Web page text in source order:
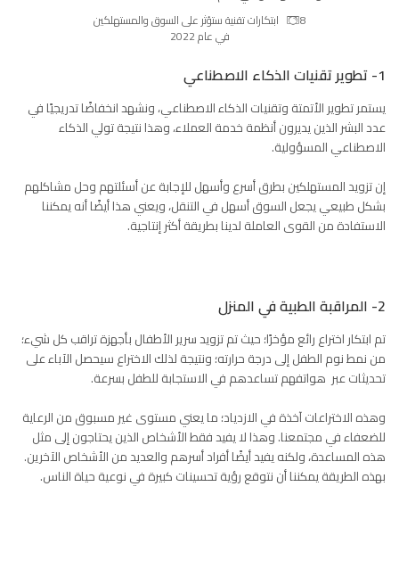
8 ابتكارات تقنية ستؤثر على السوق والمستهلكين
في عام 2022
1- تطوير تقنيات الذكاء الاصطناعي
يستمر تطوير الأتمتة وتقنيات الذكاء الاصطناعي، ونشهد انخفاضًا تدريجيًا في
عدد البشر الذين يديرون أنظمة خدمة العملاء، وهذا نتيجة تولي الذكاء
الاصطناعي المسؤولية.
إن تزويد المستهلكين بطرق أسرع وأسهل للإجابة عن أسئلتهم وحل مشاكلهم
بشكل طبيعي يجعل السوق أسهل في التنقل، ويعني هذا أيضًا أنه يمكننا
الاستفادة من القوى العاملة لدينا بطريقة أكثر إنتاجية.
2- المراقبة الطبية في المنزل
تم ابتكار اختراع رائع مؤخرًا؛ حيث تم تزويد سرير الأطفال بأجهزة تراقب كل شيء؛
من نمط نوم الطفل إلى درجة حرارته؛ ونتيجة لذلك الاختراع سيحصل الآباء على
تحديثات عبر هواتفهم تساعدهم في الاستجابة للطفل بسرعة.
وهذه الاختراعات آخذة في الازدياد؛ ما يعني مستوى غير مسبوق من الرعاية
للضعفاء في مجتمعنا. وهذا لا يفيد فقط الأشخاص الذين يحتاجون إلى مثل
هذه المساعدة، ولكنه يفيد أيضًا أفراد أسرهم والعديد من الأشخاص الآخرين.
بهذه الطريقة يمكننا أن نتوقع رؤية تحسينات كبيرة في نوعية حياة الناس.